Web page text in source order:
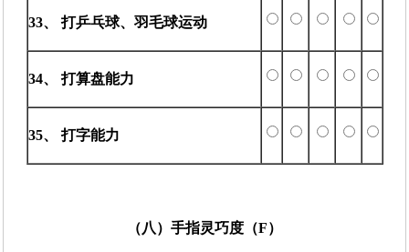
33、 打乒乓球、羽毛球运动
34、 打算盘能力
35、 打字能力
（八）手指灵巧度（F）